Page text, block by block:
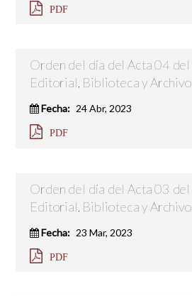
PDF
Orden del día del Acta 04
Editorial, Biblioteca y Archivo
Fecha: 24 Abr, 2023
PDF
Orden del día del Acta 03
Editorial, Biblioteca y Archivo
Fecha: 23 Mar, 2023
PDF